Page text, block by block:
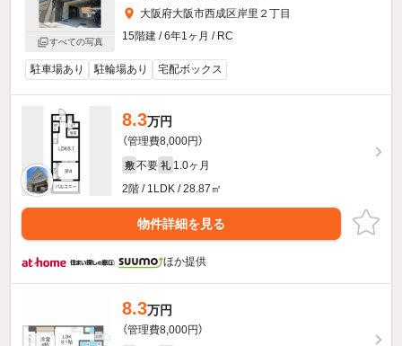
すべての写真
大阪府大阪市西成区岸里２丁目
15階建 / 6年1ヶ月 / RC
駐車場あり 駐輪場あり 宅配ボックス
8.3万円
（管理費8,000円）
敷 不要 礼 1.0ヶ月
2階 / 1LDK / 28.87㎡
物件詳細を見る
ほか提供
8.3万円
（管理費8,000円）